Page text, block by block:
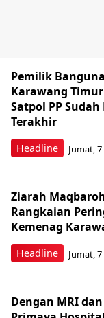
Headline
Pemilik
Karawang
Satpol PP
Terakhir
Jumat,
Headline
Ziarah
Rangkaian
Kemenag
Jumat,
Dengan MRI